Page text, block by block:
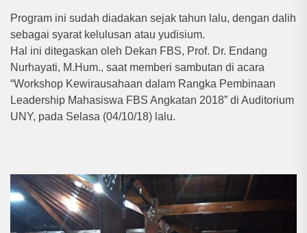
Program ini sudah diadakan sejak tahun lalu, dengan dalih
sebagai syarat kelulusan atau yudisium.
Hal ini ditegaskan oleh Dekan FBS, Prof. Dr. Endang
Nurhayati, M.Hum., saat memberi sambutan di acara
“Workshop Kewirausahaan dalam Rangka Pembinaan
Leadership Mahasiswa FBS Angkatan 2018” di Auditorium
UNY, pada Selasa (04/10/18) lalu.